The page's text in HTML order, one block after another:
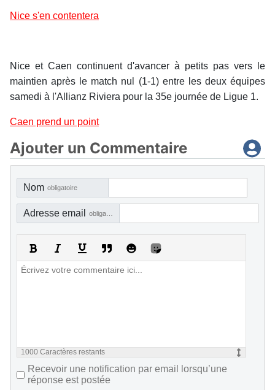
Nice s'en contentera
Nice et Caen continuent d'avancer à petits pas vers le
maintien après le match nul (1-1) entre les deux équipes
samedi à l'Allianz Riviera pour la 35e journée de Ligue 1.
Caen prend un point
Ajouter un Commentaire
Nom obligatoire
Adresse email
1000 Caractères restants
Recevoir une notification par email lorsqu’une
réponse est postée